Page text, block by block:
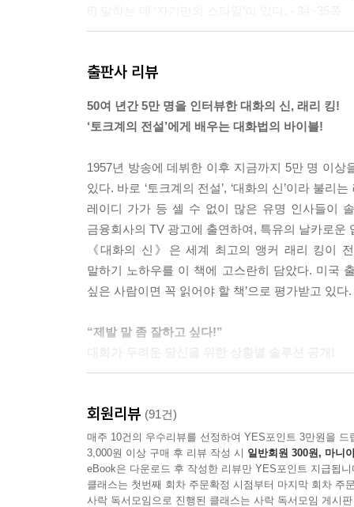
그리고 그들 자신에 관한 질문을 해보라. 그러면
(…) 영국의 소설가이며 정치인으로 수상까지 지냈
“사람들에겐 그들 자신에 관한 것을 말하라. 그러
좋은 질문이 좋은 대화의 비결이라는 사실을 명심
질문을 곧잘 던진다. 어떤 남자가 가족과 함께 다
‘왜?’라고 묻는다. 또 어떤 이가 베츠 팀을 응원한다
(…) 그것은 지금까지 최고의 질문이었고 앞으로
쪽
판매를 위한 화술에서 지켜야 할 점이 또 하나 있다
모락 나는 커피 한 잔과 노랗게 잘 구워진 빵으로
당신 자신에 대해 알아야 할 점은 당신의 역할, 회
등이다. 당신의 상사에 관해서도 바로 이런 점들
을 때는, 상사에게 말을 어떻게 해야 할지 걱정할
당신 자신을 완전히 개방하고 상사에게 가서 솔
출판사 리뷰
50여 년간 5만 명을 인터뷰한 대화의 신, 래리 킹!
‘토크계의 전설’에게 배우는 대화법의 바이블!
1957년 방송에 데뷔한 이후 지금까지 5만 명 이
있다. 바로 ‘토크계의 전설’, ‘대화의 신’이라 불
레이디 가가 등 셀 수 없이 많은 유명 인사들이
금융회사의 TV 광고에 출연하여, 특유의 날카로
《대화의 신》은 세계 최고의 앵커 래리 킹이
말하기 노하우를 이 책에 고스란히 담았다. 미국
싶은 사람이면 꼭 읽어야 할 책’으로 평가받고 있다.
“제발 말 좀 잘하고 싶다!”
사람들은 어떤 말로 시작해야 할지, 또 어떻게 대
저자는 그동안 축적해온 수많은 인터뷰와 대화
사람이라도 자연스럽게 말할 수 있는 자신만의
강조하며, 성공적인 대화를 위한 기본 자세부터 바
책에는 특히 낯선 사람에게 말을 걸 때, 프레젠
회원리뷰 (91건)
매주 10건의 우수리뷰를 선정하여 YES포인트 3만원을 드
3,000원 이상 구매 후 리뷰 작성 시 일반회원 300원, 마니
eBook은 다운로드 후 작성한 리뷰만 YES포인트 지급됩니
클래스는 첫번째 회차 주문확정 시점부터 마지막 회차 주
사락 독서모임으로 진행된 클래스는 사락 독서모임 게시